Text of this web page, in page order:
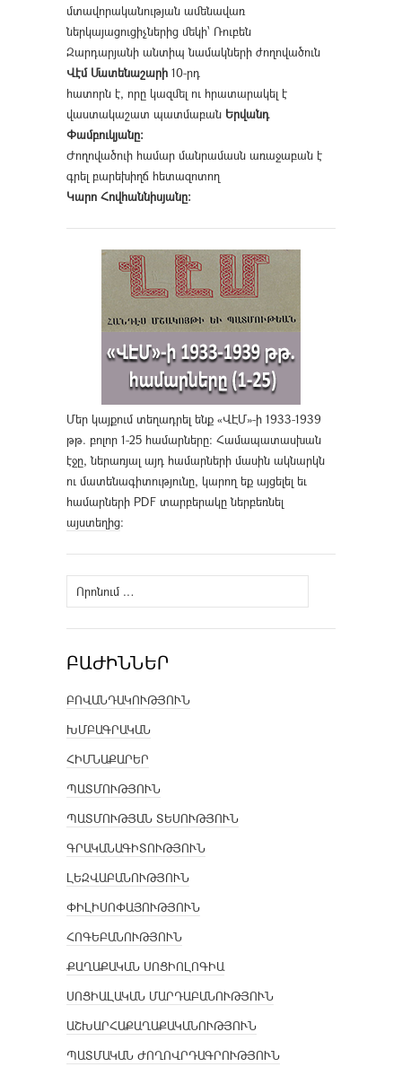
մտավորականության ամենավառ
ներկայացուցիչներից մեկի՝ Ռուբեն
Զարդարյանի անտիպ նամակների ժողովածուն
Վէմ Մատենաշարի 10-րդ
հատորն է, որը կազմել ու հրատարակել է
վաստակաշատ պատմաբան Երվանդ
Փամբուկյանը։
Ժողովածուի համար մանրամասն առաջաբան է
գրել բարեխիղճ հետազոտող
Կարո Հովհաննիսյանը։
Մեր կայքում տեղադրել ենք «ՎԷՄ»-ի 1933-1939
թթ. բոլոր 1-25 համարները։ Համապատասխան
էջը, ներառյալ այդ համարների մասին ակնարկն
ու մատենագիտությունը, կարող եք այցելել եւ
համարների PDF տարբերակը ներբեռնել
այստեղից։
Որոնել՝
ԲԱԺԻՆՆԵՐ
ԲՈՎԱՆԴԱԿՈՒԹՅՈՒՆ
ԽՄԲԱԳՐԱԿԱՆ
ՀԻՄՆԱՔԱՐԵՐ
ՊԱՏՄՈՒԹՅՈՒՆ
ՊԱՏՄՈՒԹՅԱՆ ՏԵՍՈՒԹՅՈՒՆ
ԳՐԱԿԱՆԱԳԻՏՈՒԹՅՈՒՆ
ԼԵԶՎԱԲԱՆՈՒԹՅՈՒՆ
ՓԻԼԻՍՈՓԱՅՈՒԹՅՈՒՆ
ՀՈԳԵԲԱՆՈՒԹՅՈՒՆ
ՔԱՂԱՔԱԿԱՆ ՍՈՑԻՈԼՈԳԻԱ
ՍՈՑԻԱԼԱԿԱՆ ՄԱՐԴԱԲԱՆՈՒԹՅՈՒՆ
ԱՇԽԱՐՀԱՔԱՂԱՔԱԿԱՆՈՒԹՅՈՒՆ
ՊԱՏՄԱԿԱՆ ԺՈՂՈՎՐԴԱԳՐՈՒԹՅՈՒՆ